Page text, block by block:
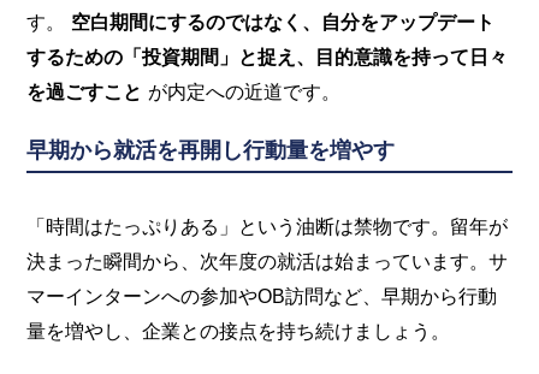
す。
空白期間にするのではなく、自分をアップデート
するための「投資期間」と捉え、目的意識を持って日々
を過ごすこと が内定への近道です。
早期から就活を再開し行動量を増やす
「時間はたっぷりある」という油断は禁物です。留年が
決まった瞬間から、次年度の就活は始まっています。サ
マーインターンへの参加やOB訪問など、早期から行動
量を増やし、企業との接点を持ち続けましょう。